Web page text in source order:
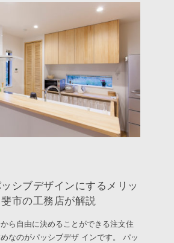
シブデザインにするメリッ
斐市の工務店が解説
ら自由に決めることができる注文住
なのがパッシブデザ インです。 パッ